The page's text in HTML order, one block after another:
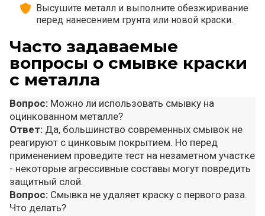
Высушите металл и выполните обезжиривание
перед нанесением грунта или новой краски.
Часто задаваемые
вопросы о смывке краски
с металла
Вопрос: Можно ли использовать смывку на
оцинкованном металле?
Ответ: Да, большинство современных смывок не
реагируют с цинковым покрытием. Но перед
применением проведите тест на незаметном участке
- некоторые агрессивные составы могут повредить
защитный слой.
Вопрос: Смывка не удаляет краску с первого раза.
Что делать?